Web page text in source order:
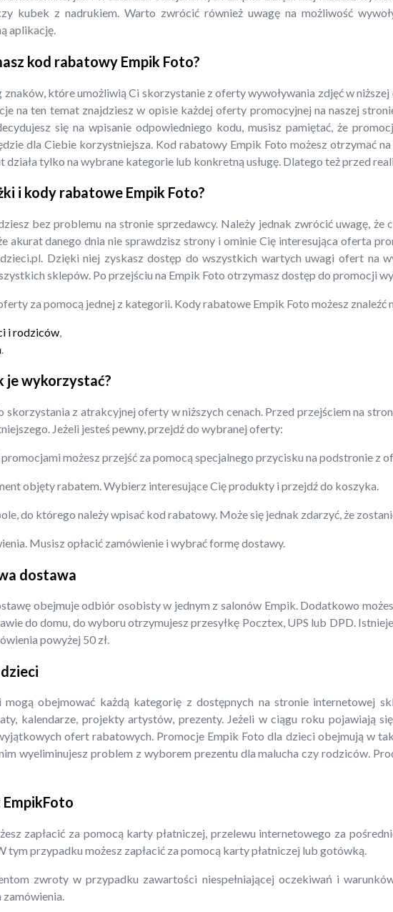
kubek z nadrukiem. Warto zwrócić również uwagę na możliwość
aplikację.
kod rabatowy Empik Foto?
które umożliwią Ci skorzystanie z oferty wywoływania zdjęć w
na ten temat znajdziesz w opisie każdej oferty promocyjnej na naszej
się na wpisanie odpowiedniego kodu, musisz pamiętać, że
dla Ciebie korzystniejsza. Kod rabatowy Empik Foto możesz otrzymać
działa tylko na wybrane kategorie lub konkretną usługę. Dlatego też przed
i kody rabatowe Empik Foto?
bez problemu na stronie sprzedawcy. Należy jednak zwrócić uwagę, że
akurat danego dnia nie sprawdzisz strony i ominie Cię interesująca oferta
Dzięki niej zyskasz dostęp do wszystkich wartych uwagi ofert na
sklepów. Po przejściu na Empik Foto otrzymasz dostęp do promocji
za pomocą jednej z kategorii. Kody rabatowe Empik Foto możesz znaleźć
i rodziców
je wykorzystać?
z atrakcyjnej oferty w niższych cenach. Przed przejściem na
Jeżeli jesteś pewny, przejdź do wybranej oferty:
możesz przejść za pomocą specjalnego przycisku na podstronie z
objęty rabatem. Wybierz interesujące Cię produkty i przejdź do koszyka.
do którego należy wpisać kod rabatowy. Może się jednak zdarzyć, że
Musisz opłacić zamówienie i wybrać formę dostawy.
dostawa
obejmuje odbiór osobisty w jednym z salonów Empik. Dodatkowo
do domu, do wyboru otrzymujesz przesyłkę Pocztex, UPS lub DPD.
powyżej 50 zł.
obejmować każdą kategorię z dostępnych na stronie internetowej
kalendarze, projekty artystów, prezenty. Jeżeli w ciągu roku pojawiają
ofert rabatowych. Promocje Empik Foto dla dzieci obejmują w
wyeliminujesz problem z wyborem prezentu dla malucha czy rodziców.
zapłacić za pomocą karty płatniczej, przelewu internetowego za
tym przypadku możesz zapłacić za pomocą karty płatniczej lub gotówką.
zwroty w przypadku zawartości niespełniającej oczekiwań i